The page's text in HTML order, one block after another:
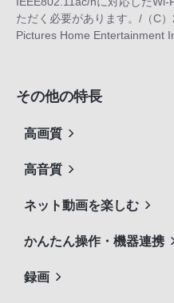
ただく必要があります。/（C
Pictures Home Entertainment
その他の特長
高画質
高音質
ネット動画を楽しむ
かんたん操作・機器連携
録画